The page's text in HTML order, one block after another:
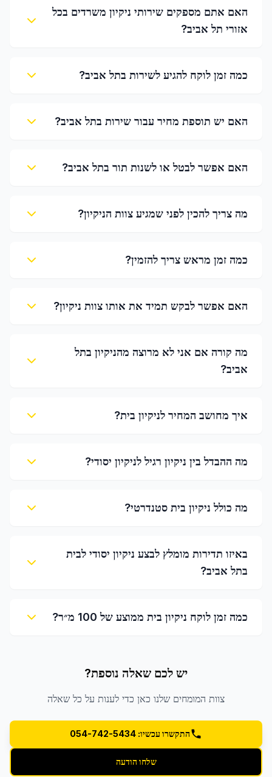
האם אתם מספקים שירותי ניקיון משרדים בכל
אזורי תל אביב?
כמה זמן לוקח להגיע לשירות בתל אביב?
האם יש תוספת מחיר עבור שירות בתל אביב?
האם אפשר לבטל או לשנות תור בתל אביב?
מה צריך להכין לפני שמגיע צוות הניקיון?
כמה זמן מראש צריך להזמין?
האם אפשר לבקש תמיד את אותו צוות ניקיון?
מה קורה אם אני לא מרוצה מהניקיון בתל
אביב?
איך מחושב המחיר לניקיון בית?
מה ההבדל בין ניקיון רגיל לניקיון יסודי?
מה כולל ניקיון בית סטנדרטי?
באיזו תדירות מומלץ לבצע ניקיון יסודי לבית
בתל אביב?
כמה זמן לוקח ניקיון בית ממוצע של 100 מ״ר?
יש לכם שאלה נוספת?
צוות המומחים שלנו כאן כדי לענות על כל שאלה
התקשרו עכשיו: 054-742-5434
שלחו הודעה